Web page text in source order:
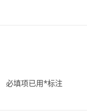
必填项已用*标注